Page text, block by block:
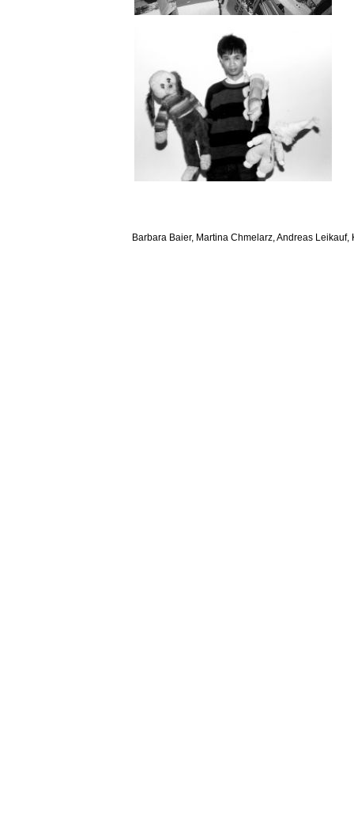
Barbara Baier, Martina Chmelarz, Andreas